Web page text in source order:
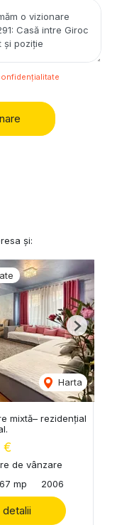
și:
Harta
Next
mixtă– rezidențial
€
de vânzare
mp 2006